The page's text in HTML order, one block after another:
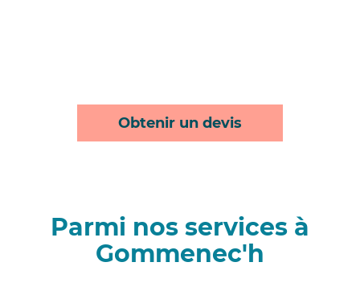
Obtenir un devis
Parmi nos services à
Gommenec'h